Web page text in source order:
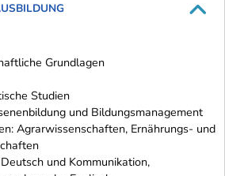
Grundlagen
Studien
und Bildungsmanagement
Agrarwissenschaften, Ernährungs- und
und Kommunikation,